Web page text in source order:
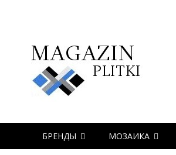
БРЕНДЫ МОЗАИКА